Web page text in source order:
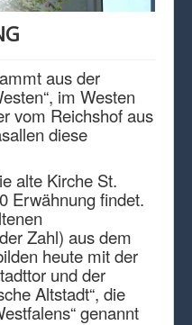
aus der
im Westen
vom Reichshof aus
diese
alte Kirche St.
Erwähnung findet.
Zahl) aus dem
heute mit der
und der
Altstadt“, die
genannt